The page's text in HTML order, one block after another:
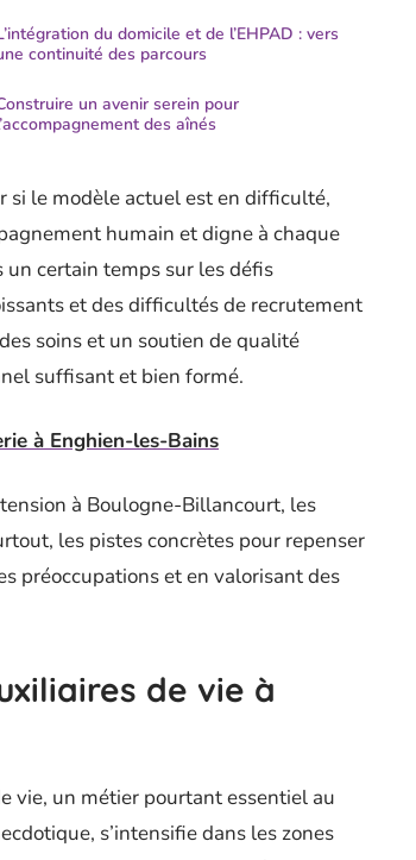
du domicile et de l’EHPAD : vers
continuité des parcours
un avenir serein pour
des aînés
si le modèle actuel est en difficulté,
humain et digne à chaque
certain temps sur les défis
et des difficultés de recrutement
soins et un soutien de qualité
suffisant et bien formé.
à Enghien-les-Bains
à Boulogne-Billancourt, les
les pistes concrètes pour repenser
préoccupations et en valorisant des
de vie à
vie, un métier pourtant essentiel au
s’intensifie dans les zones